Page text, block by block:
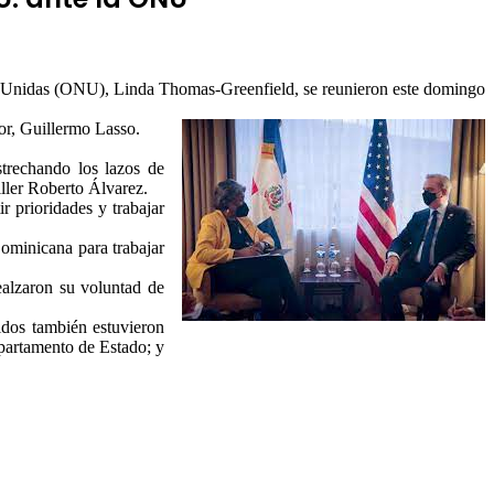
(ONU), Linda Thomas-Greenfield, se reunieron este domingo
Guillermo Lasso.
los lazos de
Roberto Álvarez.
prioridades y trabajar
para trabajar
su voluntad de
también estuvieron
de Estado; y